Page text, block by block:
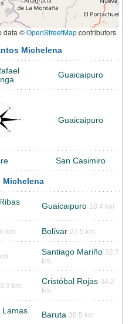
data ©OpenStreetMapcontributors
Michelena
Guaicaipuro
Guaicaipuro
San Casimiro
Michelena
Guaicaipuro 18.4 km
km Bolívar 27.5 km
Santiago Mariño 32.7
km
km Cristóbal Rojas 34.2
km
Lamas Baruta 38.5 km